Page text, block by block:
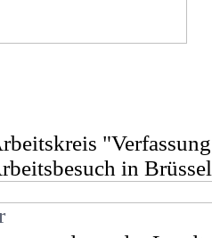
in